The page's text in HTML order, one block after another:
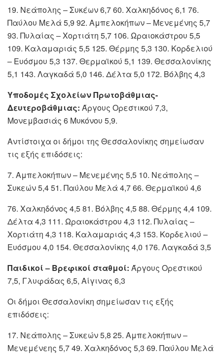
19. Νεάπολης – Συκέων 6,7 60. Χαλκηδόνος 6,1 76.
Παύλου Μελά 5,9 92. Αμπελοκήπων – Μενεμένης 5,7
93. Πυλαίας – Χορτιάτη 5,7 106. Ωραιοκάστρου 5,5
109. Καλαμαριάς 5,5 125. Θέρμης 5,3 130. Κορδελιού
– Ευόσμου 5,3 137. Θερμαϊκού 5,1 139. Θεσσαλονίκης
5,1 143. Λαγκαδά 5,0 146. Δέλτα 5,0 172. Βόλβης 4,3
Υποδομές Σχολείων Πρωτοβάθμιας-
Δευτεροβάθμιας: Άργους Ορεστικού 7,3,
Μονεμβασιάς 6 Μυκόνου 5,9.
Αντίστοιχα οι δήμοι της Θεσσαλονίκης σημείωσαν
τις εξής επιδόσεις:
7. Αμπελοκήπων – Μενεμένης 5,5 10. Νεάπολης –
Συκεών 5,4 51. Παύλου Μελά 4,7 66. Θερμαϊκού 4,6
76. Χαλκηδόνος 4,5 81. Βόλβης 4,5 88. Θέρμης 4,4 109.
Δέλτα 4,3 111. Ωραιοκάστρου 4,3 112. Πυλαίας –
Χορτιάτη 4,3 118. Καλαμαριάς 4,3 153. Κορδελιού –
Ευόσμου 4,0 154. Θεσσαλονίκης 4,0 176. Λαγκαδά 3,5
Παιδικοί – Βρεφικοί σταθμοί: Άργους Ορεστικού
7,5, Γλυφάδας 6,5, Αίγινας 6,3
Οι δήμοι Θεσσαλονίκη σημείωσαν τις εξής
επιδόσεις:
17. Νεάπολης – Συκεών 5,8 25. Αμπελοκήπων –
Μενεμένεης 5,7 49. Χαλκηδόνος 5,3 69. Παύλου Μελά